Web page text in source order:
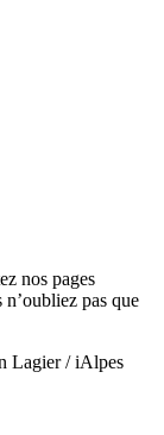
nos pages
pas que
Lagier / iAlpes